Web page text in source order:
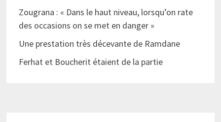
Zougrana : « Dans le haut niveau, lorsqu’on rate
des occasions on se met en danger »
Une prestation très décevante de Ramdane
Ferhat et Boucherit étaient de la partie